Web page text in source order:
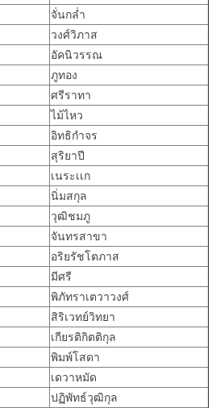
จั่นกล่ำ
วงศ์วิภาส
อัคนิวรรณ
ภูทอง
ศรีราทา
ไม้ไหว
อิทธิกำจร
สุริยาปี
เนระเเก
นิ่มสกุล
วุฒิชมภู
จันทรสาขา
อริยรัชโตภาส
มีศรี
พิภัทราเตวาวงศ์
สิริเวทย์วิทยา
เกียรติกิตติกุล
พิมพ์โสดา
เดวาหมัด
ปฏิพัทธ์วุฒิกุล